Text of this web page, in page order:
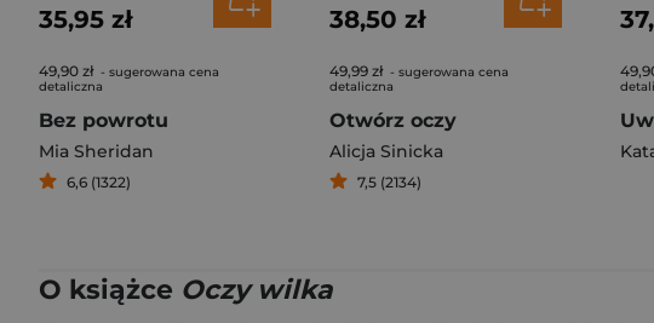
35,95 zł
49,90 zł - sugerowana cena
detaliczna
Bez powrotu
Mia Sheridan
6,6 (1322)
38,50 zł
49,99 zł - sugerowana cena
detaliczna
Otwórz oczy
Alicja Sinicka
7,5 (2134)
O książce Oczy wilka